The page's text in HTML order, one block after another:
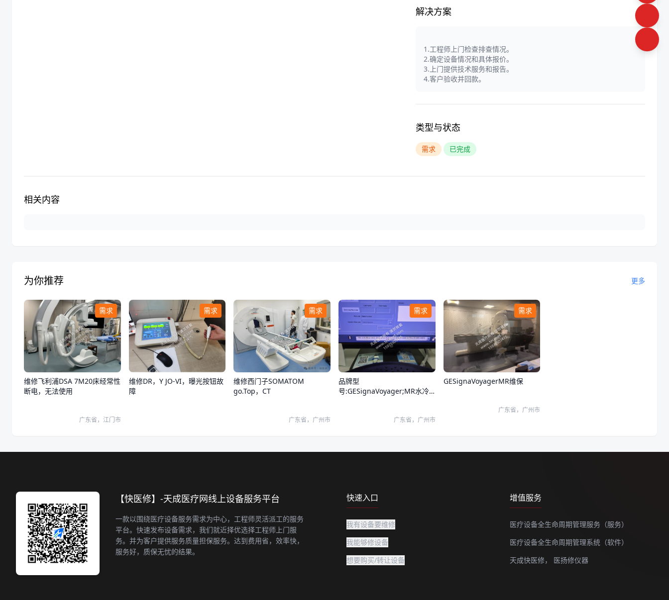
解决方案
1.工程师上门检查排查情况。
2.确定设备情况和具体报价。
3.上门提供技术服务和报告。
4.客户验收并回款。
类型与状态
需求 已完成
相关内容
为你推荐 更多
需求
维修飞利浦DSA 7M20床经常性
断电，无法使用
广东省，江门市
需求
维修DR，Y JO-VI，曝光按钮故
障
需求
维修西门子SOMATOM
go.Top，CT
广东省，广州市
需求
品牌型
号:GESignaVoyager;MR水冷
广东省，广州市
需求
GESignaVoyagerMR维保
广东省，广州市
【快医修】-天成医疗网线上设备服务平台
一款以围绕医疗设备服务需求为中心，工程师灵活派工的服务
平台。快速发布设备需求，我们就近择优选择工程师上门服
务。并为客户提供服务质量担保服务。达到费用省，效率快，
服务好，质保无忧的结果。
快速入口
我有设备要维修
我能够修设备
想要购买/转让设备
增值服务
医疗设备全生命周期管理服务（服务）
医疗设备全生命周期管理系统（软件）
天成快医修，
医扬修仪器